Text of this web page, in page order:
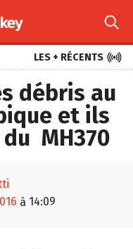

LES + RÉCENTS 
débris au
et ils
MH370
à 14:09